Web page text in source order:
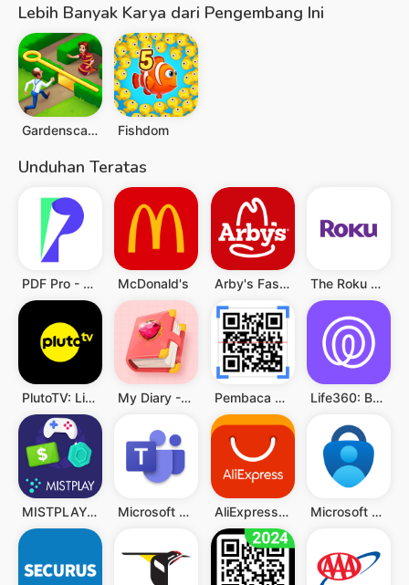
Lebih Banyak Karya dari Pengembang Ini
Gardenscapes Fishdom
Unduhan Teratas
PDF Pro - Reader & Maker McDonald's Arby's Fast Food Sandwiches The Roku App (Official)
PlutoTV: Live TV & Free Movies My Diary - Diary With Lock Pembaca QR & Kode Batang Life360: Berbagi Lokasi
MISTPLAY: Play to Earn Money Microsoft Teams AliExpress - Shopping App Microsoft Authenticator